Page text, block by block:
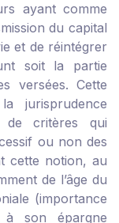
ayant comme
du capital
et de réintégrer
soit la partie
versées. Cette
jurisprudence
de critères qui
ou non des
cette notion, au
de l’âge du
(importance
son épargne